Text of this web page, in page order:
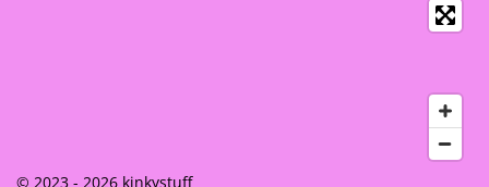
© 2023 - 2026 kinkystuff